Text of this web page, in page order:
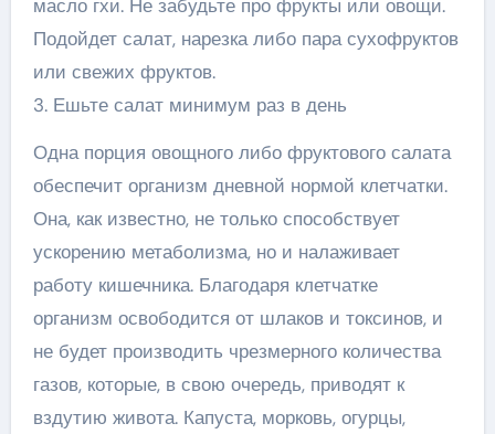
масло гхи. Не забудьте про фрукты или овощи.
Подойдет салат, нарезка либо пара сухофруктов
или свежих фруктов.
3. Ешьте салат минимум раз в день
Одна порция овощного либо фруктового салата
обеспечит организм дневной нормой клетчатки.
Она, как известно, не только способствует
ускорению метаболизма, но и налаживает
работу кишечника. Благодаря клетчатке
организм освободится от шлаков и токсинов, и
не будет производить чрезмерного количества
газов, которые, в свою очередь, приводят к
вздутию живота. Капуста, морковь, огурцы,